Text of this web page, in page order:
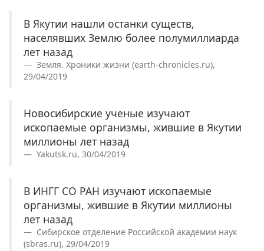
В Якутии нашли останки существ,
населявших Землю более полумиллиарда
лет назад
Земля. Хроники жизни (earth-chronicles.ru),
29/04/2019
Новосибирские ученые изучают
ископаемые организмы, жившие в Якутии
миллионы лет назад
Yakutsk.ru, 30/04/2019
В ИНГГ СО РАН изучают ископаемые
организмы, жившие в Якутии миллионы
лет назад
Сибирское отделение Российской академии наук
(sbras.ru), 29/04/2019